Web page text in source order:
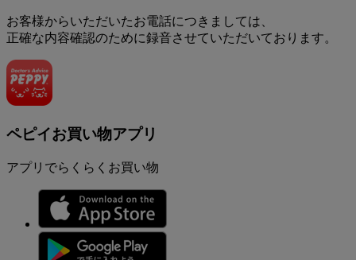
お客様からいただいたお電話につきましては、
正確な内容確認のために録音させていただいております。
ペピイお買い物アプリ
アプリでらくらくお買い物